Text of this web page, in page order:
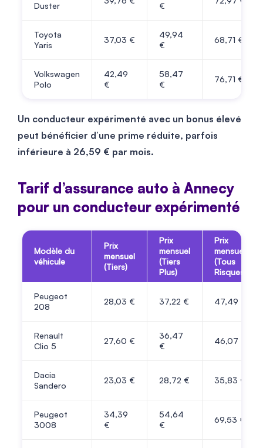
Duster
€
Toyota
Yaris
37,03 €
49,94
€
68,71 €
Volkswagen
Polo
42,49
€
58,47
€
76,71 €
Un conducteur expérimenté avec un bonus élevé
peut bénéficier d’une prime réduite, parfois
inférieure à 26,59 € par mois.
​​Tarif d’assurance auto à Annecy
pour un conducteur expérimenté
Modèle du
véhicule
Prix
mensuel
(Tiers)
Prix
mensuel
(Tiers
Plus)
Prix
mensuel
(Tous
Risques)
Peugeot
208
28,03 € 37,22 € 47,49 €
Renault
Clio 5
27,60 €
36,47
€
46,07 €
Dacia
Sandero
23,03 € 28,72 € 35,83 €
Peugeot
3008
34,39
€
54,64
€
69,53 €